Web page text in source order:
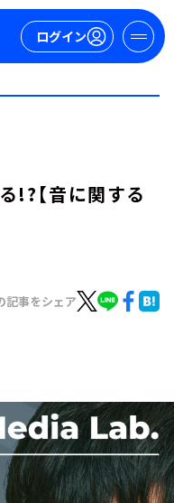
ログイン
!?【音に関する
記事をシェア